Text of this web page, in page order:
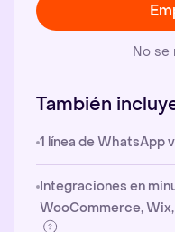
No se
También
1 línea de WhatsApp
Integraciones en
WooCommerce,